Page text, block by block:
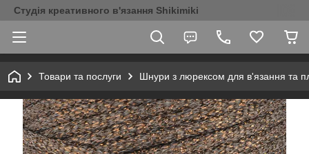
Студія креативного в'язання Shikimiki
Товари та послуги Шнури з люрексом для в'язання та